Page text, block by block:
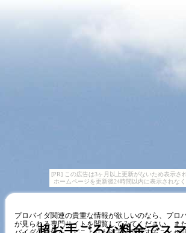
[PR] この広告は3ヶ月以上更新がないため表示さ
ホームページを更新後24時間以内に表示されなく
プロバイダ関連の貴重な情報が欲しいのなら、プロ
が見られる専門サイトを閲覧してみてください。ま